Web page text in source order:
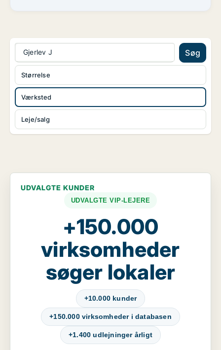
Gjerlev J Søg
Værksted
Leje/salg
Størrelse
UDVALGTE KUNDER
UDVALGTE VIP-LEJERE
+150.000
virksomheder
søger lokaler
+10.000 kunder
+150.000 virksomheder i databasen
+1.400 udlejninger årligt